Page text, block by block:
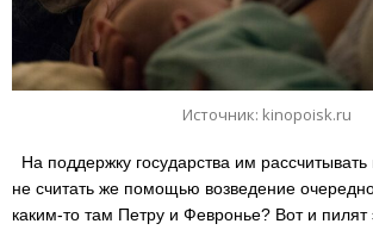
Источник: kinopoisk.ru
На поддержку государства им
не считать же помощью возведение
каким-то там Петру и Февронье? Вот и пилят